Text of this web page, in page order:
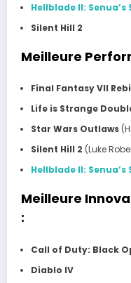
Hellblade II: Senua’s
Silent Hill 2
Meilleure
Final Fantasy VII
Life is Strange
Star Wars Outlaws
Silent Hill 2 (Luke
Hellblade II: Senua’s
Meilleure
:
Call of Duty: Black
Diablo IV